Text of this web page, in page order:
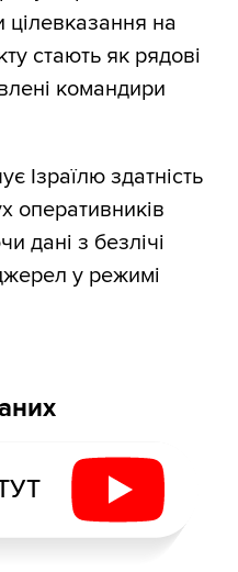
на
стають як рядові
командири
Ізраїлю здатність
оперативників
дані з безлічі
у режимі